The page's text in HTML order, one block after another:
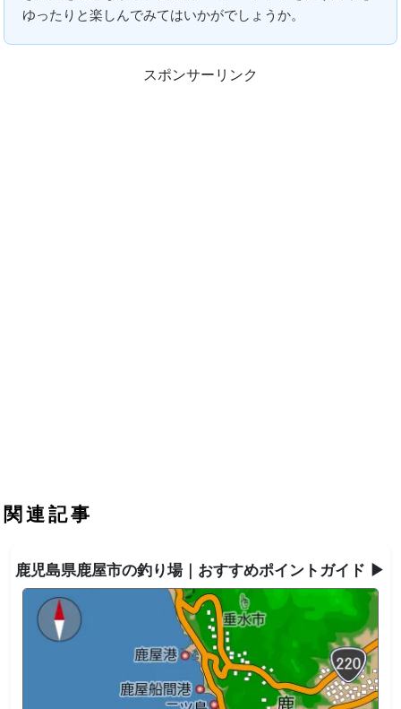
ゆったりと楽しんでみてはいかがでしょうか。
スポンサーリンク
関連記事
鹿児島県鹿屋市の釣り場｜おすすめポイントガイド ▶